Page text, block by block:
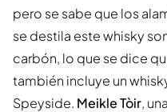
pero se sabe que los
se destila este whisky
carbón, lo que se dice
también incluye un
Speyside. Meikle Tòir,